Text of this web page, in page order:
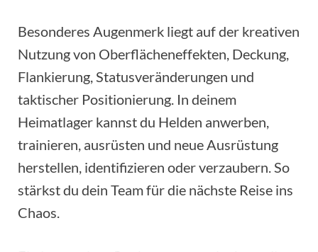
Besonderes Augenmerk liegt auf der kreativen
Nutzung von Oberflächeneffekten, Deckung,
Flankierung, Statusveränderungen und
taktischer Positionierung. In deinem
Heimatlager kannst du Helden anwerben,
trainieren, ausrüsten und neue Ausrüstung
herstellen, identifizieren oder verzaubern. So
stärkst du dein Team für die nächste Reise ins
Chaos.